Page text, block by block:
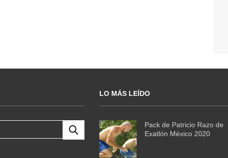
LO MÁS LEÍDO
Pack de Patricio Razo de
Exatlón México 2020